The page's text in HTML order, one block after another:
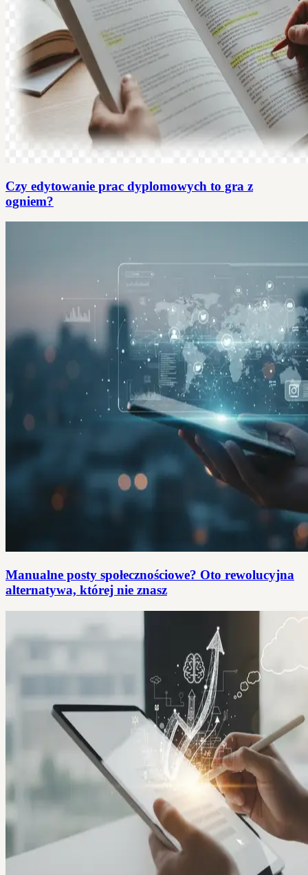
Czy edytowanie prac dyplomowych to gra z
ogniem?
Manualne posty społecznościowe? Oto rewolucyjna
alternatywa, której nie znasz